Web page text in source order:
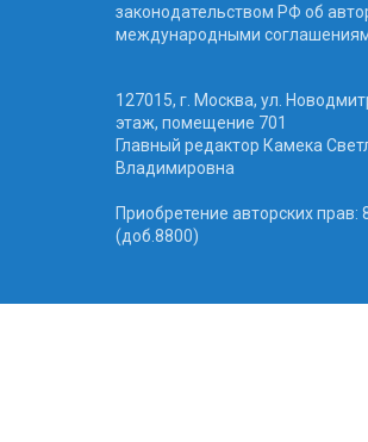
законодательством РФ об
международными
127015, г. Москва, ул.
этаж, помещение 701
Главный редактор Камека
Владимировна
Приобретение авторских прав:
(доб.8800)